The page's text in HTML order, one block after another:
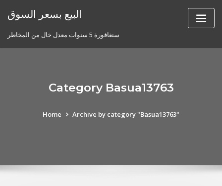
البيع بسعر السوق
سنغافورة 5 سنوات معدل خال من المخاطر
Category Basua13763
Home Archive by category "Basua13763"